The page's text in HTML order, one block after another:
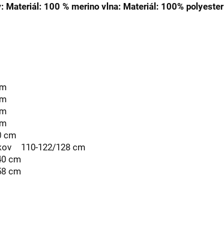
Materiál: 100 % merino vlna: Materiál: 100% polyester
cm
110-122/128 cm
cm
cm